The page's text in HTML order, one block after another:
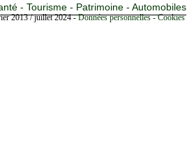
- Tourisme - Patrimoine - Automobiles
2013 / juillet 2024 -Données personnelles -